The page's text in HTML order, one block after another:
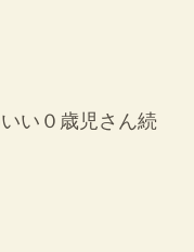
い０歳児さん続